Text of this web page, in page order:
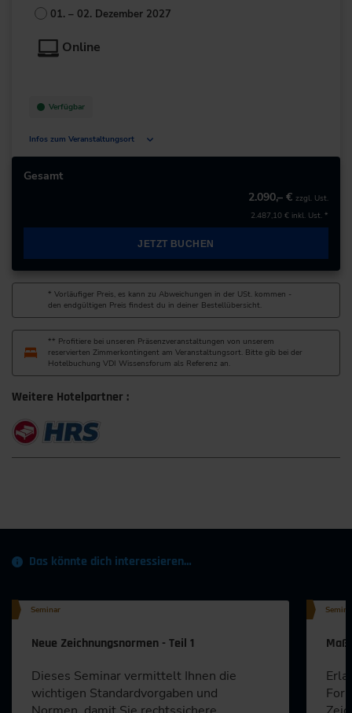
70794 Filderstadt
01. – 02. Dezember 2027
Online
Verfügbar
Infos zum Veranstaltungsort
Deutschland
Gesamt
2.090,– € zzgl. Ust.
2.487,10 € inkl. Ust. *
JETZT BUCHEN
* Vorläufiger Preis, es kann zu Abweichungen in der USt. kommen -
den endgültigen Preis findest du in deiner Bestellübersicht.
** Profitiere bei unseren Präsenzveranstaltungen von unserem
reservierten Zimmerkontingent am Veranstaltungsort. Bitte gib bei der
Hotelbuchung VDI Wissensforum als Referenz an.
Weitere Hotelpartner :
Das könnte dich interessieren…
Seminar
Neue Zeichnungsnormen - Teil 1
Dieses Seminar vermittelt Ihnen die
wichtigen Standardvorgaben und